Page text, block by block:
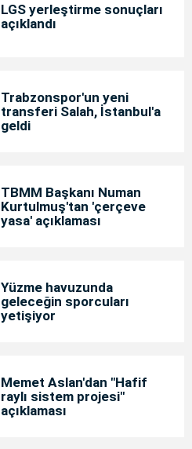
LGS yerleştirme sonuçları
açıklandı
Trabzonspor'un yeni
transferi Salah, İstanbul'a
geldi
TBMM Başkanı Numan
Kurtulmuş'tan 'çerçeve
yasa' açıklaması
Yüzme havuzunda
geleceğin sporcuları
yetişiyor
Memet Aslan'dan "Hafif
raylı sistem projesi"
açıklaması